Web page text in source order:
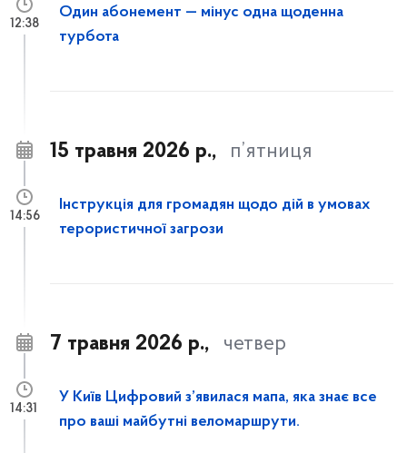
Один абонемент — мінус одна щоденна
турбота
12:38
15 травня 2026 р., п’ятниця
Інструкція для громадян щодо дій в умовах
терористичної загрози
14:56
7 травня 2026 р., четвер
У Київ Цифровий з’явилася мапа, яка знає все
про ваші майбутні веломаршрути.
14:31